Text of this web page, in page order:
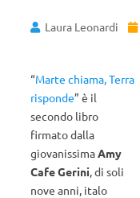
Laura Leonardi
“Marte chiama, Terra
risponde” è il
secondo libro
firmato dalla
giovanissimaAmy
Cafe Gerini, di soli
nove anni, italo